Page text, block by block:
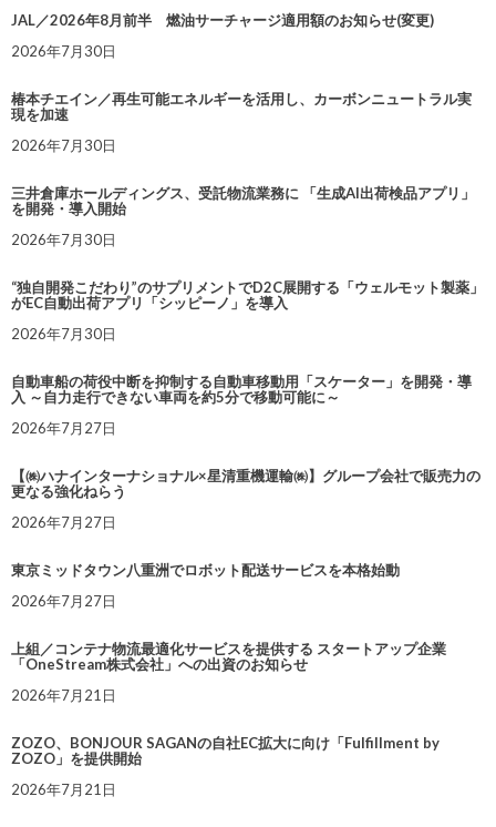
JAL／2026年8月前半 燃油サーチャージ適用額のお知らせ(変更)
2026年7月30日
椿本チエイン／再生可能エネルギーを活用し、カーボンニュートラル実
現を加速
2026年7月30日
三井倉庫ホールディングス、受託物流業務に 「生成AI出荷検品アプリ」
を開発・導入開始
2026年7月30日
“独自開発こだわり”のサプリメントでD2C展開する「ウェルモット製薬」
がEC自動出荷アプリ「シッピーノ」を導入
2026年7月30日
自動車船の荷役中断を抑制する自動車移動用「スケーター」を開発・導
入 ～自力走行できない車両を約5分で移動可能に～
2026年7月27日
【㈱ハナインターナショナル×星清重機運輸㈱】グループ会社で販売力の
更なる強化ねらう
2026年7月27日
東京ミッドタウン八重洲でロボット配送サービスを本格始動
2026年7月27日
上組／コンテナ物流最適化サービスを提供する スタートアップ企業
「OneStream株式会社」への出資のお知らせ
2026年7月21日
ZOZO、BONJOUR SAGANの自社EC拡大に向け「Fulfillment by
ZOZO」を提供開始
2026年7月21日